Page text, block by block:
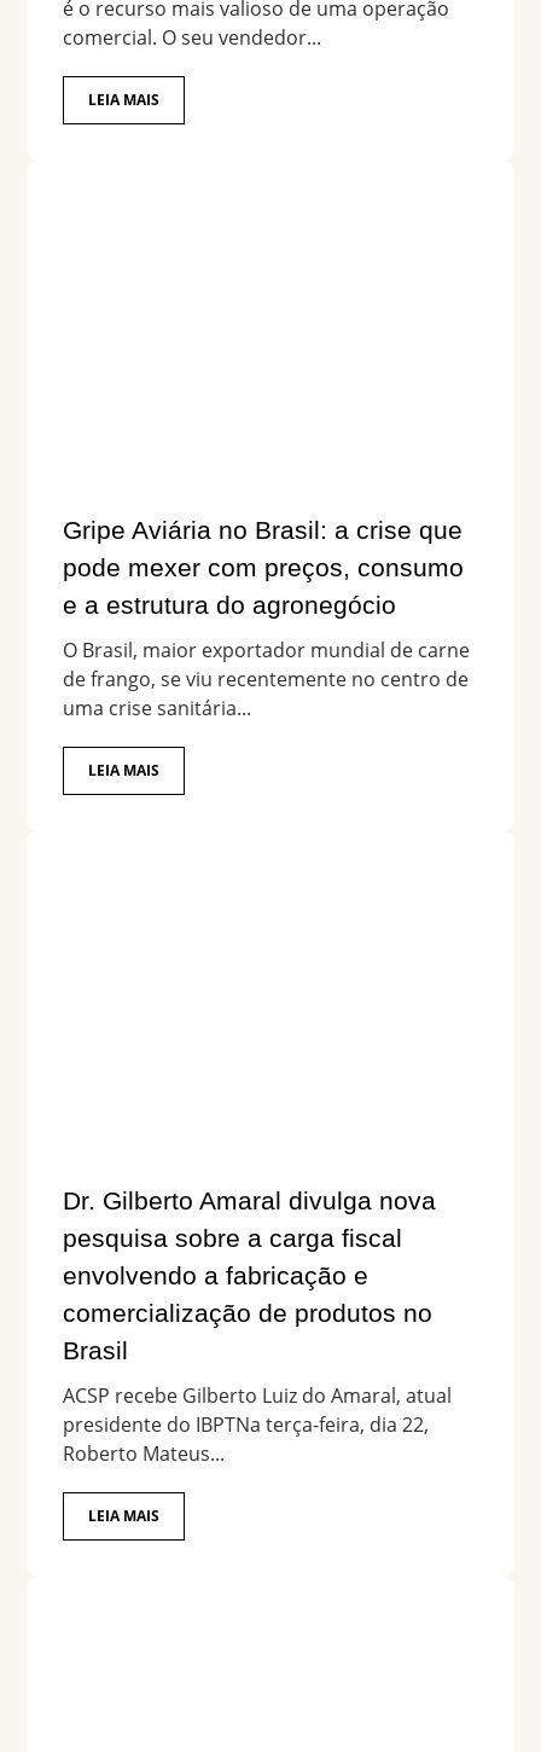
é o recurso mais valioso de uma operação
comercial. O seu vendedor...
LEIA MAIS
Gripe Aviária no Brasil: a crise que
pode mexer com preços, consumo
e a estrutura do agronegócio
O Brasil, maior exportador mundial de carne
de frango, se viu recentemente no centro de
uma crise sanitária...
LEIA MAIS
Dr. Gilberto Amaral divulga nova
pesquisa sobre a carga fiscal
envolvendo a fabricação e
comercialização de produtos no
Brasil
ACSP recebe Gilberto Luiz do Amaral, atual
presidente do IBPTNa terça-feira, dia 22,
Roberto Mateus...
LEIA MAIS